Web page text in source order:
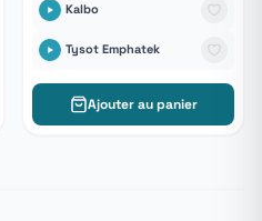
Kalbo
Tysot Emphatek
Ajouter au panier